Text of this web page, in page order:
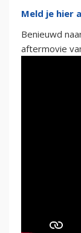
Meld je hier
Benieuwd
aftermovie